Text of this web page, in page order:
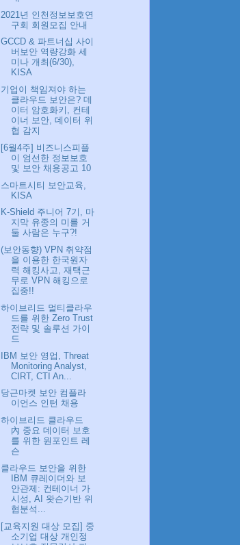
2021년 인천정보보호연
구회 회원모집 안내
GCCD & 파트너십 사이
버보안 역량강화 세
미나 개최(6/30),
KISA
기업이 책임져야 하는
클라우드 보안은? 데
이터 암호화키, 컨테
이너 보안, 데이터 위
협 감지
[6월4주] 비즈니스피플
이 엄선한 정보보호
및 보안 채용공고 10
스마트시티 보안교육,
KISA
K-Shield 주니어 7기, 마
지막 유종의 미를 거
둘 사람은 누구?!
(보안동향) VPN 취약점
을 이용한 한국원자
력 해킹사고, 재택근
무로 VPN 해킹으로
집중!!
하이브리드 멀티클라우
드를 위한 Zero Trust
전략 및 솔루션 가이
드
IBM 보안 영업, Threat
Monitoring Analyst,
CIRT, CTI An...
당근마켓 보안 컴플라
이언스 인턴 채용
하이브리드 클라우드
內 중요 데이터 보호
를 위한 원포인트 레
슨
클라우드 보안을 위한
IBM 큐레이더와 보
안관제: 컨테이너 가
시성, AI 왓슨기반 위
협분석...
[교육지원 대상 모집] 중
소기업 대상 개인정